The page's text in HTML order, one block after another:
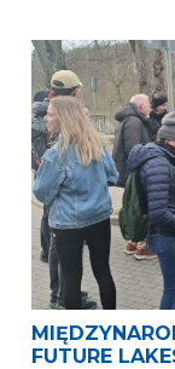
FUTURE